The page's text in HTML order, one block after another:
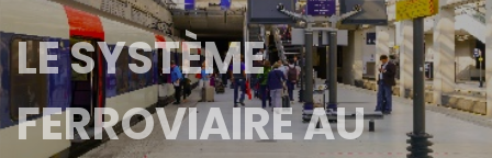
LE SYSTÈME
FERROVIAIRE AU